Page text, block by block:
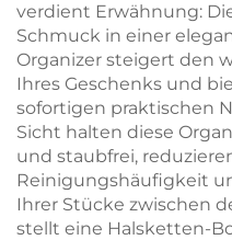
verdient Erwähnung:
Schmuck in einer
Organizer steigert den
Ihres Geschenks und
sofortigen praktischen
Sicht halten diese
und staubfrei,
Reinigungshäufigkeit
Ihrer Stücke zwischen
stellt eine Halsketten-